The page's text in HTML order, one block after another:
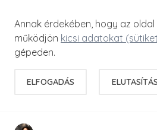
Annak érdekében, hogy az
működjön kicsi adatokat
gépeden.
ELFOGADÁS ELUTASÍTÁS